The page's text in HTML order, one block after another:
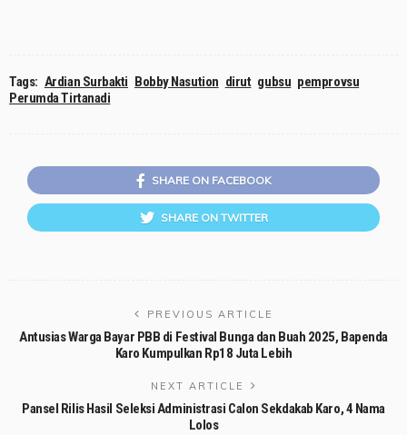
Tags: Ardian Surbakti Bobby Nasution dirut gubsu pemprovsu
Perumda Tirtanadi
SHARE ON FACEBOOK
SHARE ON TWITTER
PREVIOUS ARTICLE
Antusias Warga Bayar PBB di Festival Bunga dan Buah 2025, Bapenda
Karo Kumpulkan Rp18 Juta Lebih
NEXT ARTICLE
Pansel Rilis Hasil Seleksi Administrasi Calon Sekdakab Karo, 4 Nama
Lolos